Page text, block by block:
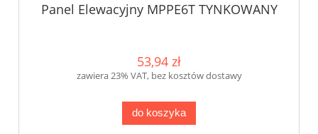
Panel Elewacyjny MPPE6T TYNKOWANY
53,94 zł
zawiera 23% VAT, bez kosztów dostawy
do koszyka